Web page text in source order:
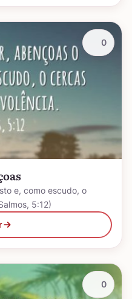
e, como escudo, o
5:12)
0
0